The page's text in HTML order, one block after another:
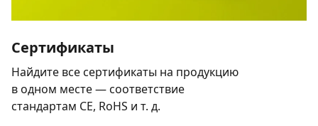
Сертификаты
Найдите все сертификаты на продукцию
в одном месте — соответствие
стандартам CE, RoHS и т. д.